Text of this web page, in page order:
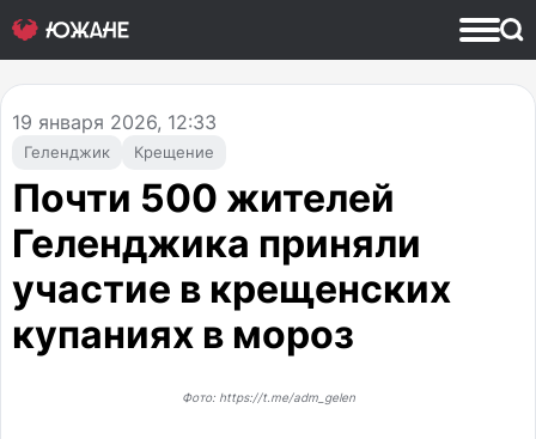
Геленджик Крещение
19 января 2026, 12:33
Почти 500 жителей
Геленджика приняли
участие в крещенских
купаниях в мороз
Фото: https://t.me/adm_gelen